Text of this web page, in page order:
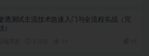
透测试主流技术急速入门与全流程实战（完
）